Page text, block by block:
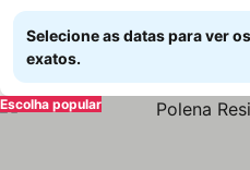
Selecione as datas para ver
exatos.
Escolha popular